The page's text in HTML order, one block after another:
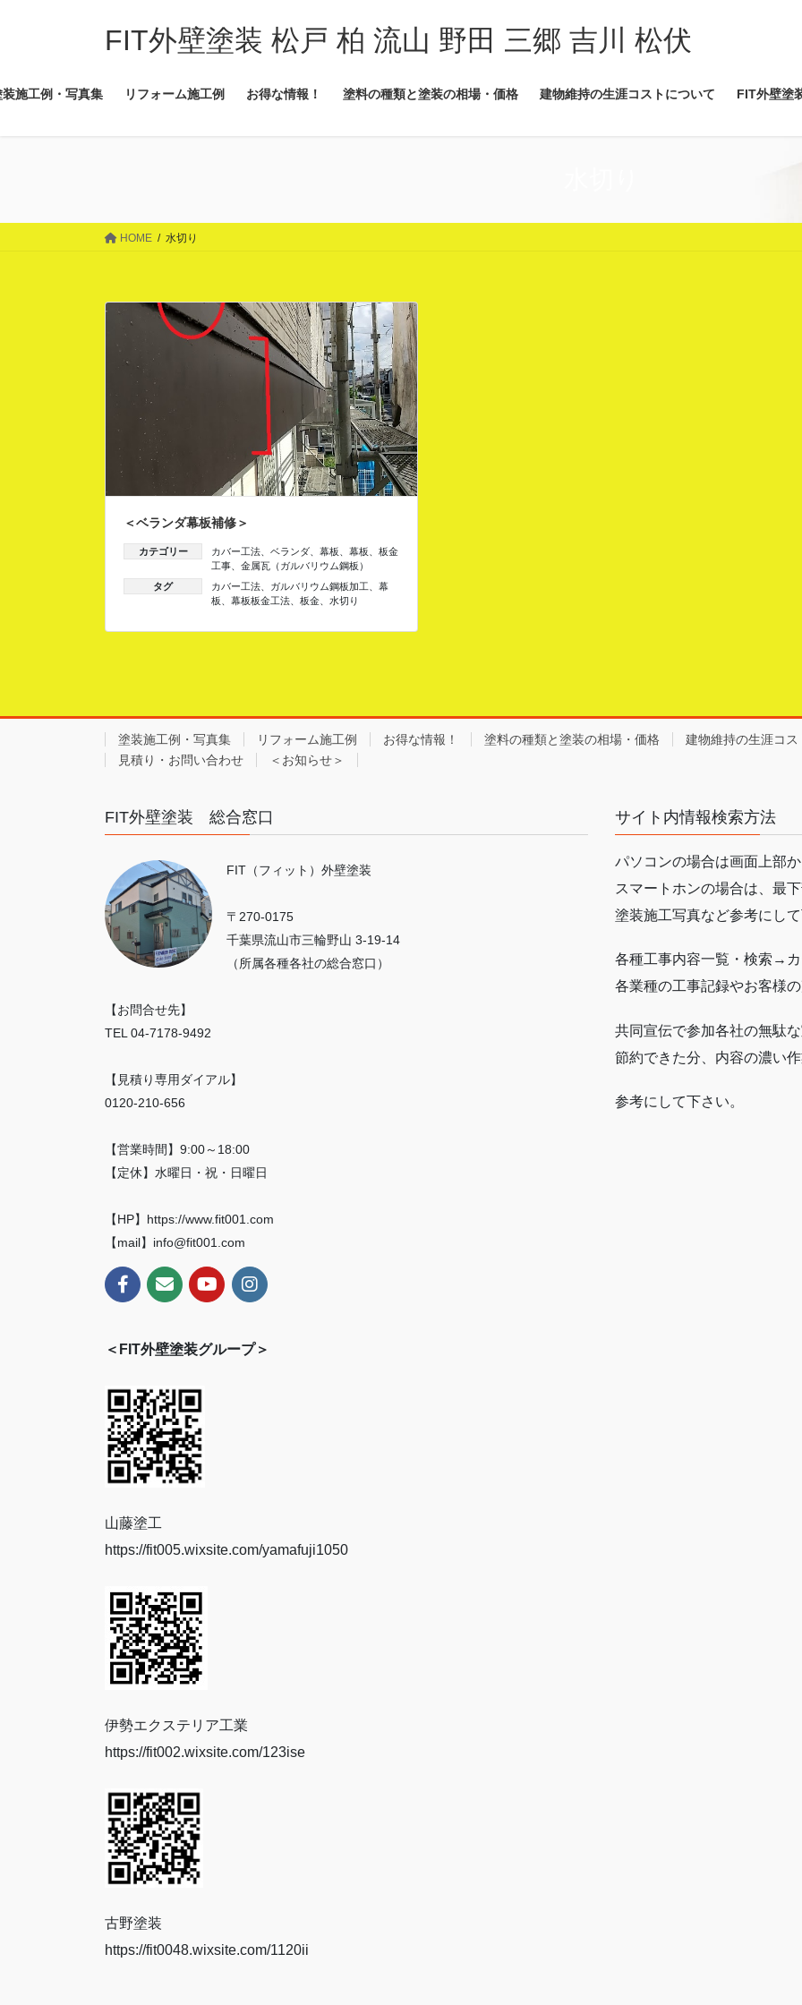
ツ
シ
FIT外壁塗装 松戸 柏 流山 野田 三郷 吉川 松伏
装施工例・写真集 リフォーム施工例 お得な情報！ 塗料の種類と塗装の相場・価格 建物維持の生涯コストについて FIT外壁塗
HOME 水切り
＜ベランダ幕板補修＞
カテゴリー カバー工法 ベランダ 幕板 幕板
板金
工事
金属瓦（ガルバリウム鋼板）
タグ
カバー工法 ガルバリウム鋼板加工
幕
板
幕板板金工法 板金 水切り
塗装施工例・写真集 リフォーム施工例 お得な情報！ 塗料の種類と塗装の相場・価格 建物維持の生涯コス
見積り・お問い合わせ
＜お知らせ＞
FIT外壁塗装 総合窓口
FIT（フィット）外壁塗装
〒270-0175
千葉県流山市三輪野山 3-19-14
（所属各種各社の総合窓口）
【お問合せ先】
TEL 04-7178-9492
【見積り専用ダイアル】
0120-210-656
【営業時間】9:00～18:00
【定休】水曜日・祝・日曜日
【HP】https://www.fit001.com
【mail】info@fit001.com
＜FIT外壁塗装グループ＞
山藤塗工
https://fit005.wixsite.com/yamafuji1050
伊勢エクステリア工業
https://fit002.wixsite.com/123ise
古野塗装
https://fit0048.wixsite.com/1120ii
サイト内情報検索方法
パソコンの場合は画面上部か
スマートホンの場合は、最
塗装施工写真など参考にして
各種工事内容一覧・検索→
各業種の工事記録やお客様
共同宣伝で参加各社の無駄
節約できた分、内容の濃い
参考にして下さい。